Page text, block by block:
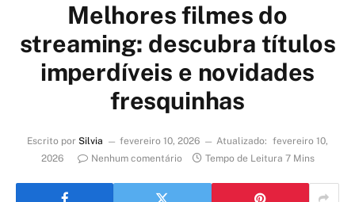
Melhores filmes do
streaming: descubra títulos
imperdíveis e novidades
fresquinhas
Escrito por Silvia fevereiro 10, 2026 Atualizado: fevereiro 10,
2026
Nenhum comentário Tempo de Leitura 7 Mins